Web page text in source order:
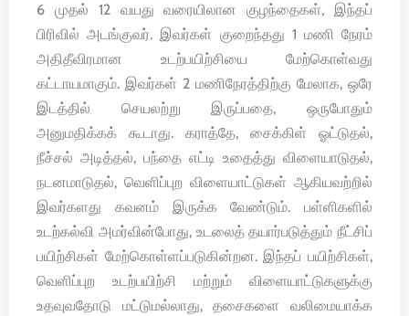
6 முதல் 12 வயது வரையிலான குழந்தைகள், இந்தப்
பிரிவில் அடங்குவர். இவர்கள் குறைந்தது 1 மணி நேரம்
அதிதீவிரமான உடற்பயிற்சியை மேற்கொள்வது
கட்டாயமாகும். இவர்கள் 2 மணிநேரத்திற்கு மேலாக, ஒரே
இடத்தில் செயலற்று இருப்பதை, ஒருபோதும்
அனுமதிக்கக் கூடாது. கராத்தே, சைக்கிள் ஓட்டுதல்,
நீச்சல் அடித்தல், பந்தை எட்டி உதைத்து விளையாடுதல்,
நடனமாடுதல், வெளிப்புற விளையாட்டுகள் ஆகியவற்றில்
இவர்களது கவனம் இருக்க வேண்டும். பள்ளிகளில்
உடற்கல்வி அமர்வின்போது, உடலைத் தயார்படுத்தும் நீட்சிப்
பயிற்சிகள் மேற்கொள்ளப்படுகின்றன. இந்தப் பயிற்சிகள்,
வெளிப்புற உடற்பயிற்சி மற்றும் விளையாட்டுகளுக்கு
உதவுவதோடு மட்டுமல்லாது, தசைகளை வலிமையாக்க